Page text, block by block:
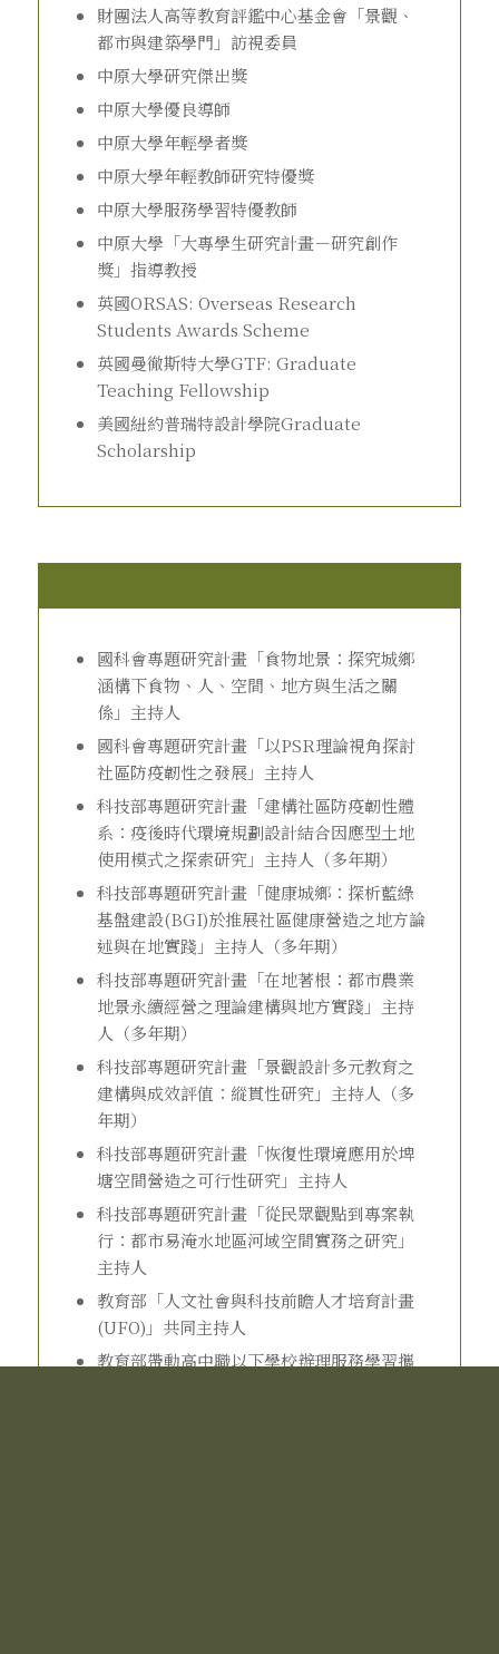
財團法人高等教育評鑑中心基金會「景觀、
都市與建築學門」訪視委員
中原大學研究傑出獎
中原大學優良導師
中原大學年輕學者獎
中原大學年輕教師研究特優獎
中原大學服務學習特優教師
中原大學「大專學生研究計畫－研究創作
獎」指導教授
英國ORSAS: Overseas Research
Students Awards Scheme
英國曼徹斯特大學GTF: Graduate
Teaching Fellowship
美國紐約普瑞特設計學院Graduate
Scholarship
國科會專題研究計畫「食物地景：探究城鄉
涵構下食物、人、空間、地方與生活之關
係」主持人
國科會專題研究計畫「以PSR理論視角探討
社區防疫韌性之發展」主持人
科技部專題研究計畫「建構社區防疫韌性體
系：疫後時代環境規劃設計結合因應型土地
使用模式之探索研究」主持人（多年期）
科技部專題研究計畫「健康城鄉：探析藍綠
基盤建設(BGI)於推展社區健康營造之地方論
述與在地實踐」主持人（多年期）
科技部專題研究計畫「在地著根：都市農業
地景永續經營之理論建構與地方實踐」主持
人（多年期）
科技部專題研究計畫「景觀設計多元教育之
建構與成效評值：縱貫性研究」主持人（多
年期）
科技部專題研究計畫「恢復性環境應用於埤
塘空間營造之可行性研究」主持人
科技部專題研究計畫「從民眾觀點到專案執
行：都市易淹水地區河域空間實務之研究」
主持人
教育部「人文社會與科技前瞻人才培育計畫
(UFO)」共同主持人
教育部帶動高中職以下學校辦理服務學習攜